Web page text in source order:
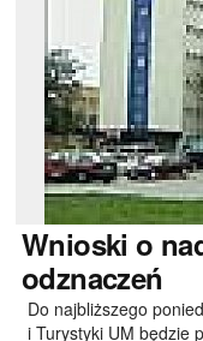
Wnioski o
odznaczeń
Do najbliższego
i Turystyki UM będzie